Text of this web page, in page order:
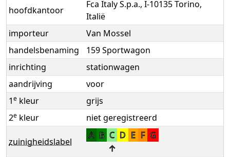
hoofdkantoor
Fca Italy S.p.a., I-10135 Torino,
Italië
importeur
Van Mossel
handelsbenaming
159 Sportwagon
inrichting
stationwagen
aandrijving
voor
1e kleur
grijs
2e kleur niet geregistreerd
zuinigheidslabel
A B C D E F G
↑